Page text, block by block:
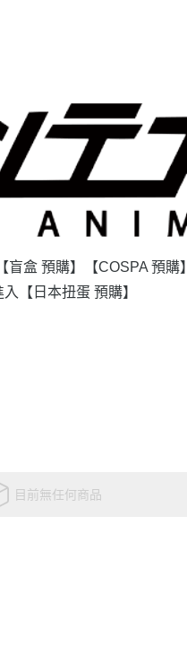
【盲盒 預購】 【COSPA 預購】
【日本扭蛋 預購】
目前無任何商品